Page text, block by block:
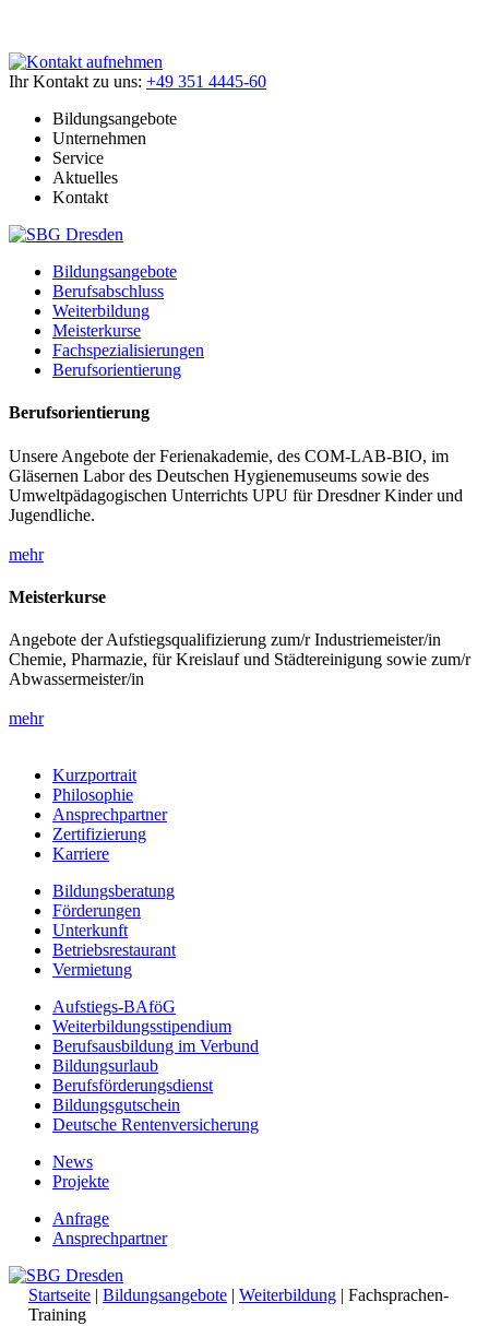
Ihr Kontakt zu uns: +49 351 4445-60
Bildungsangebote
Unternehmen
Service
Aktuelles
Kontakt
Bildungsangebote
Berufsabschluss
Weiterbildung
Meisterkurse
Fachspezialisierungen
Berufsorientierung
Berufsorientierung
Unsere Angebote der Ferienakademie, des COM-LAB-BIO, im
Gläsernen Labor des Deutschen Hygienemuseums sowie des
Umweltpädagogischen Unterrichts UPU für Dresdner Kinder und
Jugendliche.
mehr
Meisterkurse
Angebote der Aufstiegsqualifizierung zum/r Industriemeister/in
Chemie, Pharmazie, für Kreislauf und Städtereinigung sowie zum/r
Abwassermeister/in
mehr
Kurzportrait
Philosophie
Ansprechpartner
Zertifizierung
Karriere
Bildungsberatung
Förderungen
Unterkunft
Betriebsrestaurant
Vermietung
Aufstiegs-BAföG
Weiterbildungsstipendium
Berufsausbildung im Verbund
Bildungsurlaub
Berufsförderungsdienst
Bildungsgutschein
Deutsche Rentenversicherung
News
Projekte
Anfrage
Ansprechpartner
Startseite | Bildungsangebote | Weiterbildung | Fachsprachen-
Training